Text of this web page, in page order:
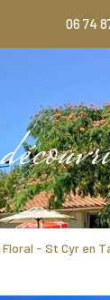
06 74
Floral - St Cyr en